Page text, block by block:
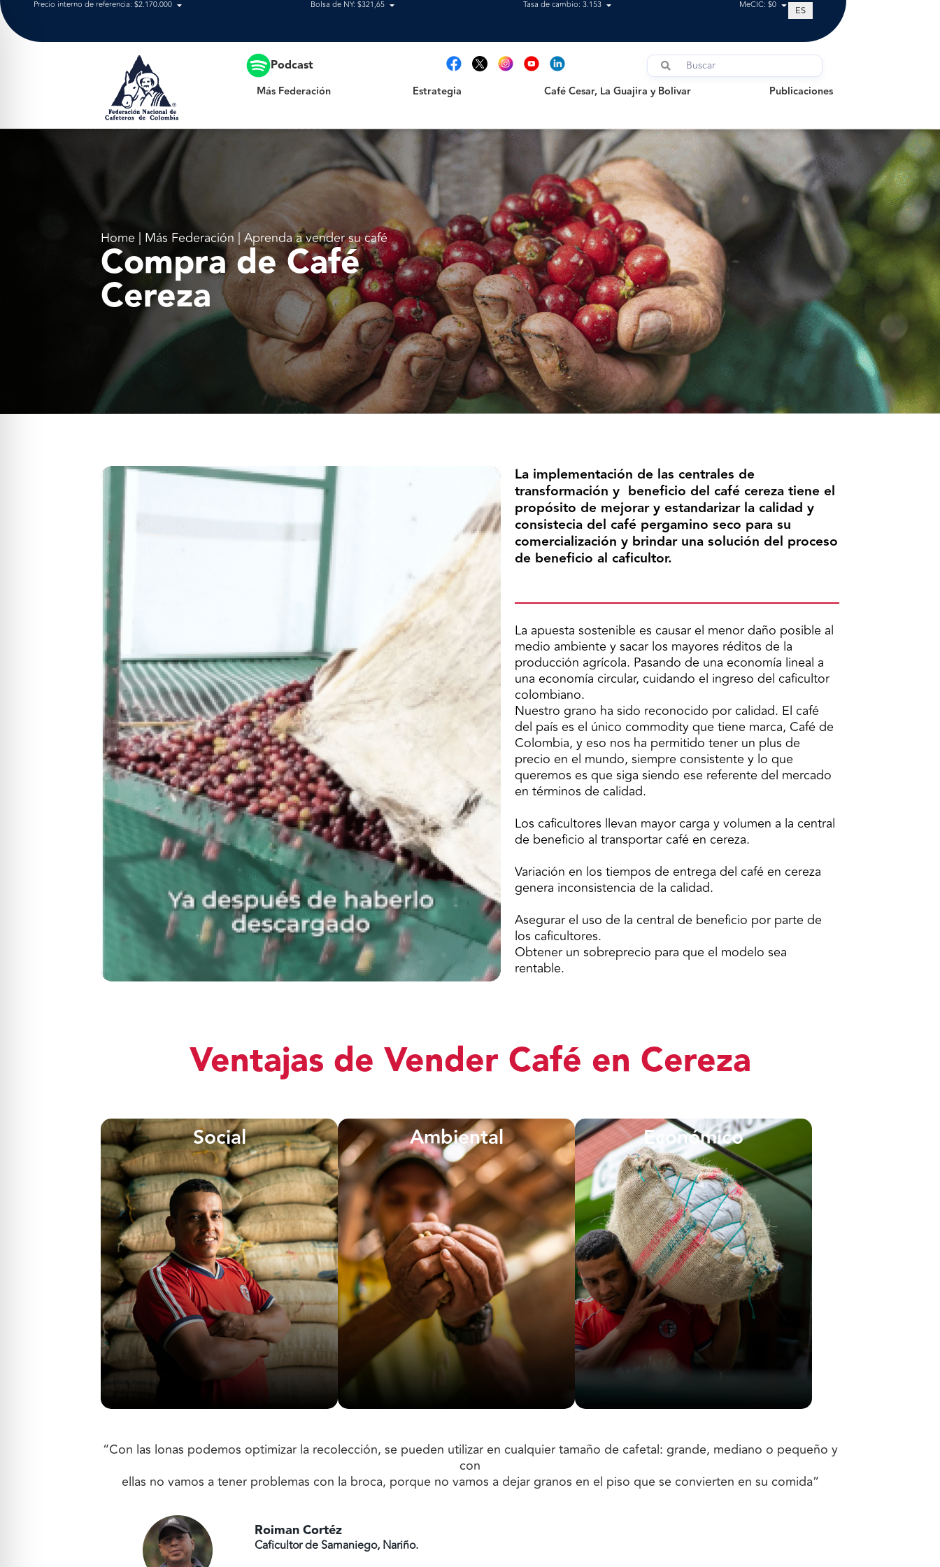
Precio interno de referencia: $2.170.000 Bolsa de NY: $321,65 Tasa de cambio: 3.153 MeCIC: $0 ES
Podcast
Más Federación Estrategia Café Cesar, La Guajira y Bolivar Publicaciones
Publicaciones
Home | Más Federación | Aprenda a vender su café
Compra de Café
Cereza
La implementación de las centrales de
transformación y beneficio del café cereza tiene el
propósito de mejorar y estandarizar la calidad y
consistecia del café pergamino seco para su
comercialización y brindar una solución del proceso
de beneficio al caficultor.
La apuesta sostenible es causar el menor daño posible al
medio ambiente y sacar los mayores réditos de la
producción agrícola. Pasando de una economía lineal a
una economía circular, cuidando el ingreso del caficultor
colombiano.
Nuestro grano ha sido reconocido por calidad. El café
del país es el único commodity que tiene marca, Café de
Colombia, y eso nos ha permitido tener un plus de
precio en el mundo, siempre consistente y lo que
queremos es que siga siendo ese referente del mercado
en términos de calidad.
Los caficultores llevan mayor carga y volumen a la central
de beneficio al transportar café en cereza.
Variación en los tiempos de entrega del café en cereza
genera inconsistencia de la calidad.
Asegurar el uso de la central de beneficio por parte de
los caficultores.
Obtener un sobreprecio para que el modelo sea
rentable.
Ventajas de Vender Café en Cereza
Social Ambiental Económico
“Con las lonas podemos optimizar la recolección, se pueden utilizar en cualquier tamaño de cafetal: grande, mediano o pequeño y
con
ellas no vamos a tener problemas con la broca, porque no vamos a dejar granos en el piso que se convierten en su comida”
Roiman Cortéz
Caficultor de Samaniego, Nariño.